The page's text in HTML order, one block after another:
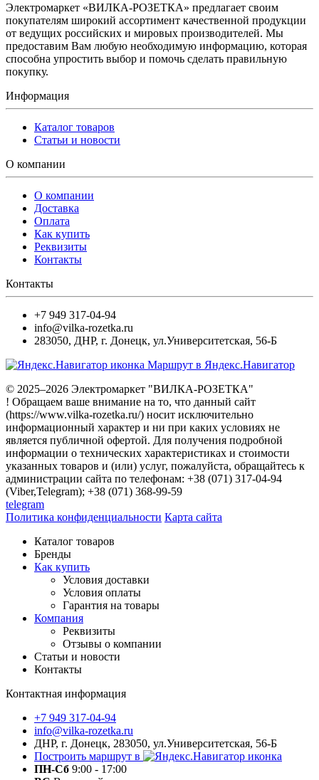
Электромаркет «ВИЛКА-РОЗЕТКА» предлагает своим
покупателям широкий ассортимент качественной продукции
от ведущих российских и мировых производителей. Мы
предоставим Вам любую необходимую информацию, которая
способна упростить выбор и помочь сделать правильную
покупку.
Информация
Каталог товаров
Статьи и новости
О компании
О компании
Доставка
Оплата
Как купить
Реквизиты
Контакты
Контакты
+7 949 317-04-94
info@vilka-rozetka.ru
283050, ДНР, г. Донецк, ул.Университетская, 56-Б
Маршрут в Яндекс.Навигатор
© 2025–2026 Электромаркет "ВИЛКА-РОЗЕТКА"
! Обращаем ваше внимание на то, что данный сайт
(https://www.vilka-rozetka.ru/) носит исключительно
информационный характер и ни при каких условиях не
является публичной офертой. Для получения подробной
информации о технических характеристиках и стоимости
указанных товаров и (или) услуг, пожалуйста, обращайтесь к
администрации сайта по телефонам: +38 (071) 317-04-94
(Viber,Telegram); +38 (071) 368-99-59
telegram
Политика конфиденциальности Карта сайта
Каталог товаров
Бренды
Как купить
Условия доставки
Условия оплаты
Гарантия на товары
Компания
Реквизиты
Отзывы о компании
Статьи и новости
Контакты
Контактная информация
+7 949 317-04-94
info@vilka-rozetka.ru
ДНР, г. Донецк, 283050, ул.Университетская, 56-Б
Построить маршрут в
ПН-Сб 9:00 - 17:00